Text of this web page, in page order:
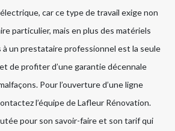
car ce type de travail exige non
particulier, mais en plus des matériels
à un prestataire professionnel est la seule
de profiter d’une garantie décennale
Pour l’ouverture d’une ligne
l’équipe de Lafleur Rénovation.
pour son savoir-faire et son tarif qui